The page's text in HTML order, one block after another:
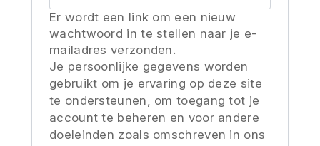
Er wordt een link om een nieuw
wachtwoord in te stellen naar je e-
mailadres verzonden.
Je persoonlijke gegevens worden
gebruikt om je ervaring op deze site
te ondersteunen, om toegang tot je
account te beheren en voor andere
doeleinden zoals omschreven in ons